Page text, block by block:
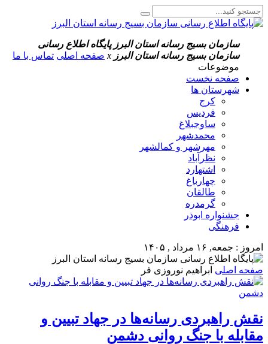
سازمان بسیج رسانه استان البرز پایگاه اطلاع رسانی
سازمان بسیج رسانه استان البرز x صفحه اصلی تماس با ما
موضوعات
صفحه نخست
شهرستان ها
کرج
فردیس
ساوجبلاغ
محمدشهر
مهرشهر و کمالشهر
نظرآباد
اشتهارد
چهارباغ
طالقان
گرمدره
جشنواره ابوذر
فرهنگی
امروز : جمعه, ۱۶ مرداد , ۱۴۰۵
صفحه اصلی ابراهیم نوروزی فر
نقش راهبردی رسانه‌ها در جهاد تبیین و
مقابله با جنگ روانی دشمن